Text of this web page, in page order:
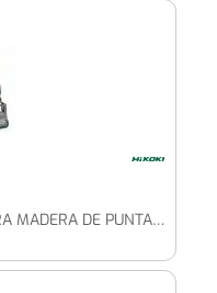
JUEGO DE BROCAS DE PALA PARA MADERA DE PUNTA DE ESPIGA (8 PIEZAS) 3/4/5/6/7/8/9/10 MM